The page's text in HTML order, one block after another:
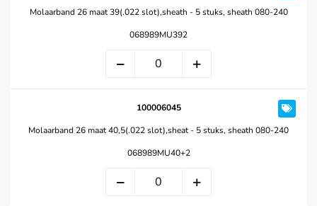
Molaarband 26 maat 39(.022 slot),sheath - 5 stuks, sheath 080-240
068989MU392
100006045
Molaarband 26 maat 40,5(.022 slot),sheat - 5 stuks, sheath 080-240
068989MU40+2